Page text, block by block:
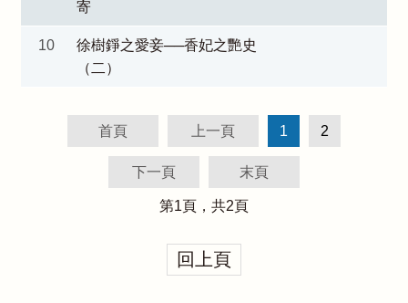
寄
10
徐樹錚之愛妾──香妃之艷史
（二）
首頁 上一頁 1 2
下一頁 末頁
第1頁，共2頁
回上頁